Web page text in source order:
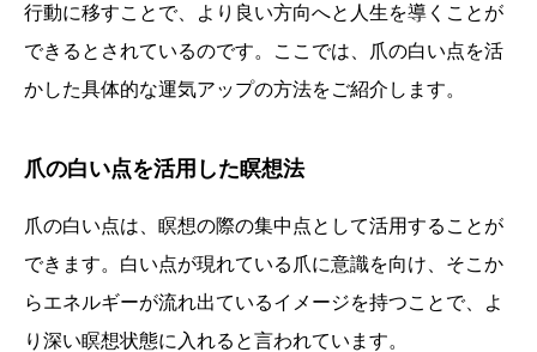
行動に移すことで、より良い方向へと人生を導くことが
できるとされているのです。ここでは、爪の白い点を活
かした具体的な運気アップの方法をご紹介します。
爪の白い点を活用した瞑想法
爪の白い点は、瞑想の際の集中点として活用することが
できます。白い点が現れている爪に意識を向け、そこか
らエネルギーが流れ出ているイメージを持つことで、よ
り深い瞑想状態に入れると言われています。